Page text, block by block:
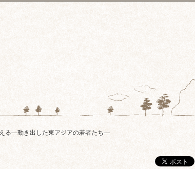
る—動き出した東アジアの若者たち—